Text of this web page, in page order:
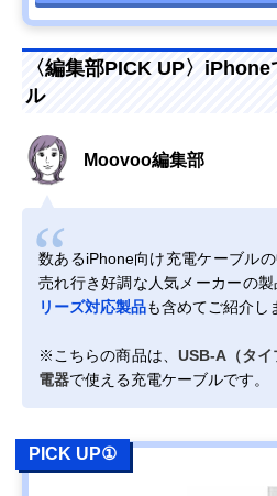
〈編集部PICK UP〉
ル
Moovoo編集部
数あるiPhone向け充電ケーブル
売れ行き好調な人気メーカーの製
リーズ対応製品も含めてご紹介し
※こちらの商品は、 USB-A（タ
電器で使える充電ケーブルです。
PICK UP①